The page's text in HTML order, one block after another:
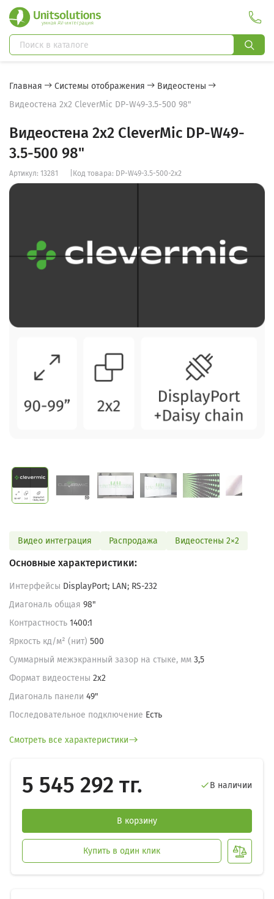
Главная Системы отображения
Видеостены
Видеостена 2x2 CleverMic DP-W49-3.5-500 98"
Видеостена 2x2 CleverMic DP-W49-
3.5-500 98"
Артикул: 13281 Код товара: DP-W49-3.5-500-2x2
Видео интеграция Распродажа Видеостены 2×2
Основные характеристики:
Интерфейсы DisplayPort; LAN; RS-232
Диагональ общая 98"
Контрастность 1400:1
Яркость кд/м² (нит) 500
Суммарный межэкранный зазор на стыке, мм 3,5
Формат видеостены 2х2
Диагональ панели 49"
Последовательное подключение Есть
Смотреть все характеристики
5 545 292 тг. В наличии
В корзину
Купить в один клик